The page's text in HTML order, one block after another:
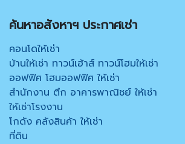
ค้นหาอสังหาฯ ประกาศเช่า
คอนโดให้เช่า
บ้านให้เช่า ทาวน์เฮ้าส์ ทาวน์โฮมให้เช่า
ออฟฟิศ โฮมออฟฟิศ ให้เช่า
สำนักงาน ตึก อาคารพาณิชย์ ให้เช่า
ให้เช่าโรงงาน
โกดัง คลังสินค้า ให้เช่า
ที่ดิน